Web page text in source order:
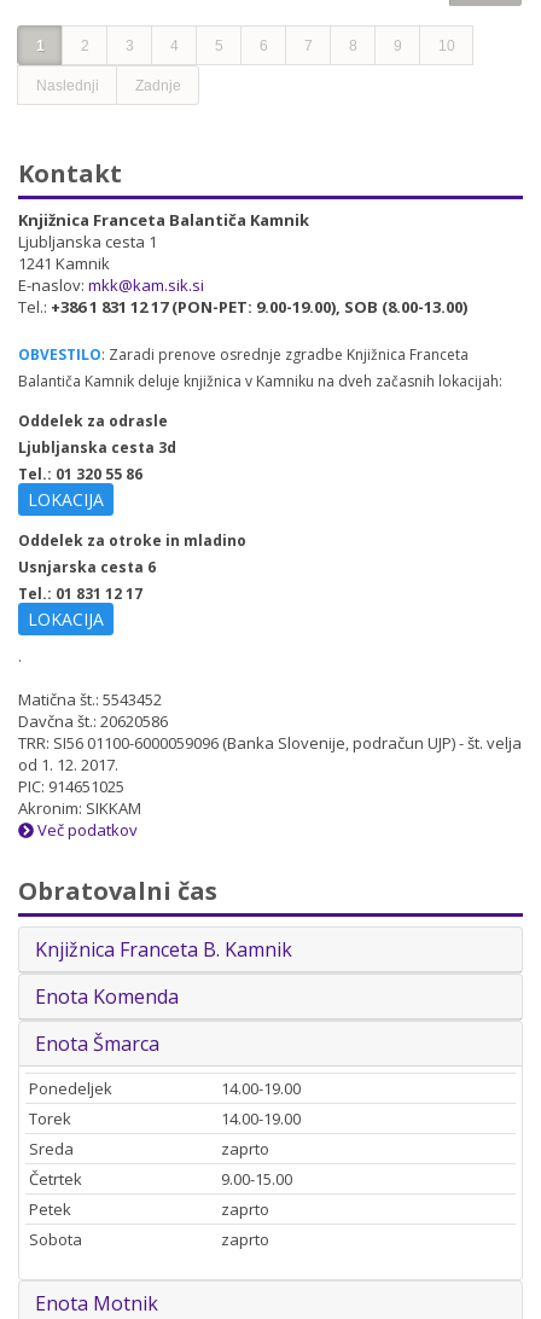
1 2 3 4 5 6 7 8 9 10
Naslednji Zadnje
Kontakt
Knjižnica Franceta Balantiča Kamnik
Ljubljanska cesta 1
1241 Kamnik
E-naslov: mkk@kam.sik.si
Tel.: +386 1 831 12 17 (PON-PET: 9.00-19.00), SOB (8.00-13.00)
OBVESTILO: Zaradi prenove osrednje zgradbe Knjižnica Franceta
Balantiča Kamnik deluje knjižnica v Kamniku na dveh začasnih lokacijah:
Oddelek za odrasle
Ljubljanska cesta 3d
Tel.: 01 320 55 86
LOKACIJA
Oddelek za otroke in mladino
Usnjarska cesta 6
Tel.: 01 831 12 17
LOKACIJA
.
Matična št.: 5543452
Davčna št.: 20620586
TRR: SI56 01100-6000059096 (Banka Slovenije, podračun UJP) - št. velja
od 1. 12. 2017.
PIC: 914651025
Akronim: SIKKAM
Več podatkov
Obratovalni čas
Knjižnica Franceta B. Kamnik
Enota Komenda
Enota Šmarca
Ponedeljek
14.00-19.00
Torek
14.00-19.00
Sreda
zaprto
Četrtek
9.00-15.00
Petek
zaprto
Sobota
zaprto
Enota Motnik